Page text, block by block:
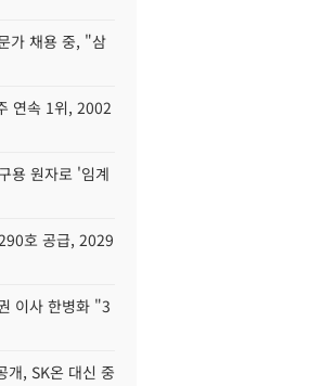
가 채용 중, "삼
연속 1위, 2002
용 원자로 '임계
호 공급, 2029
이사 한병화 "3
개, SK온 대신 중